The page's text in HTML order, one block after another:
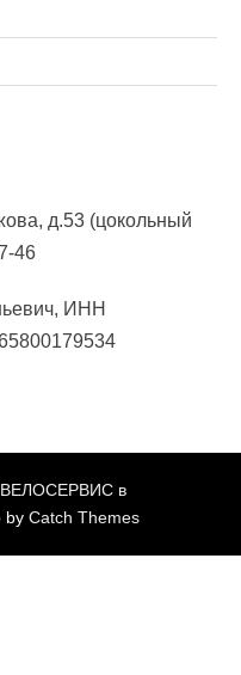
д.53 (цокольный
46
ИНН
в
by Catch Themes